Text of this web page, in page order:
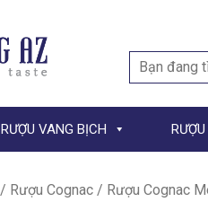
Search
for:
RƯỢU VANG BỊCH
/ Rượu Cognac / Rượu Cognac